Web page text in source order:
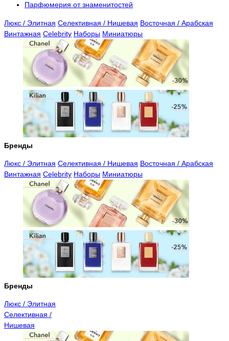
Парфюмерия от знаменитостей
Люкс / Элитная Селективная / Нишевая Восточная / Арабская
Винтажная Celebrity Наборы Миниатюры
Бренды
Люкс / Элитная Селективная / Нишевая Восточная / Арабская
Винтажная Celebrity Наборы Миниатюры
Бренды
Люкс / Элитная
Селективная /
Нишевая